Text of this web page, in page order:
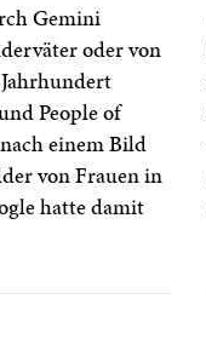
Gemini
oder von
People of
einem Bild
von Frauen in
hatte damit